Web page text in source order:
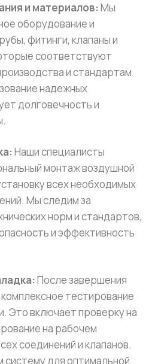
и материалов: Мы
оборудование и
фитинги, клапаны и
соответствуют
и стандартам
надежных
долговечность и
Наши специалисты
монтаж воздушной
всех необходимых
Мы следим за
норм и стандартов,
и эффективность
После завершения
тестирование
Это включает проверку на
на рабочем
соединений и клапанов.
для оптимальной